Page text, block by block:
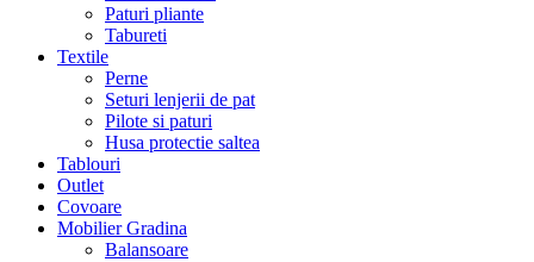
Paturi pliante
Tabureti
Textile
Perne
Seturi lenjerii de pat
Pilote si paturi
Husa protectie saltea
Tablouri
Outlet
Covoare
Mobilier Gradina
Balansoare